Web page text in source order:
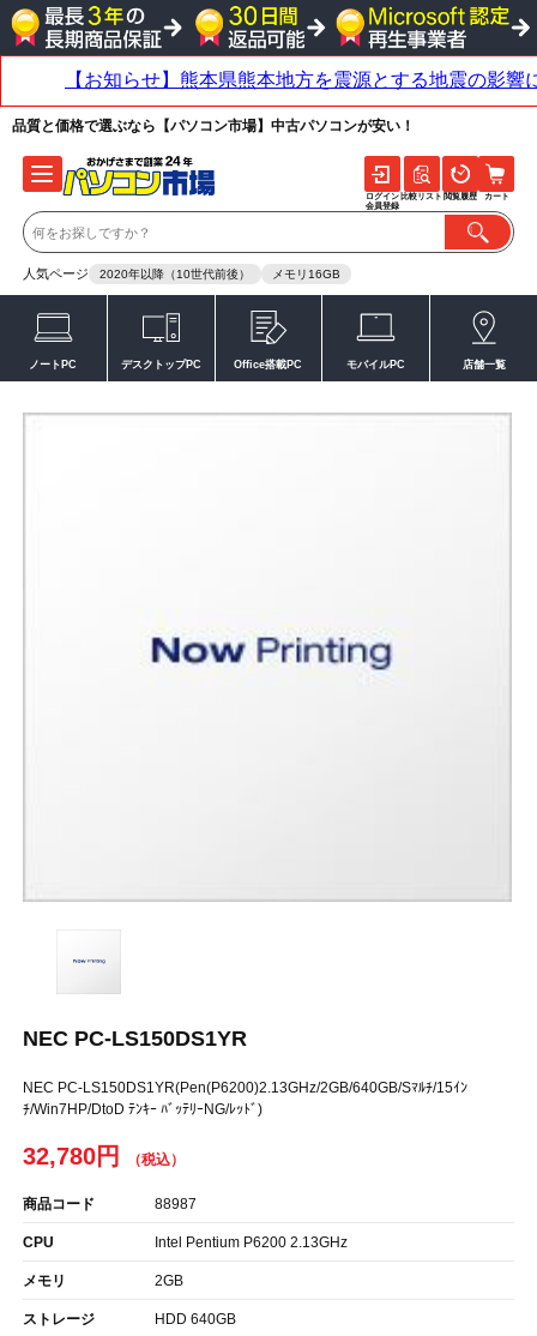
品質と価格で選ぶなら【パソコン市場】中古パソコンが安い！
人気ページ 2020年以降（10世代前後） メモリ16GB
ログイン
会員登録
比較リスト 閲覧履歴 カート
ノートPC デスクトップPC Office搭載PC モバイルPC 店舗一覧
NEC PC-LS150DS1YR
NEC PC-LS150DS1YR(Pen(P6200)2.13GHz/2GB/640GB/Sﾏﾙﾁ/15ｲﾝ
ﾁ/Win7HP/DtoD ﾃﾝｷｰ ﾊﾞｯﾃﾘｰNG/ﾚｯﾄﾞ)
32,780円
商品コード 88987
CPU Intel Pentium P6200 2.13GHz
メモリ 2GB
ストレージ HDD 640GB